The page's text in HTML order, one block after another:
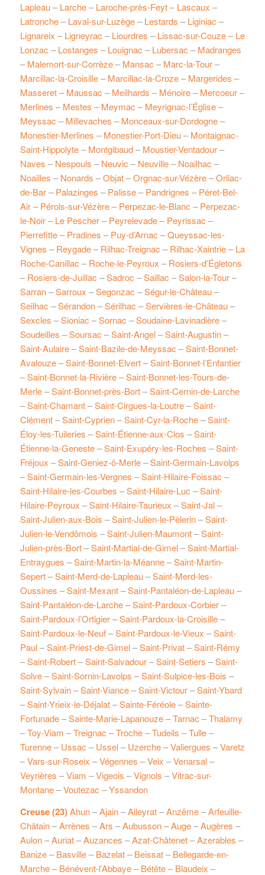
Lapleau–Larche–Laroche-près-Feyt–Lascaux –
Latronche–Laval-sur-Luzège–Lestards –Liginiac –
Lignareix –Ligneyrac –Liourdres –Lissac-sur-Couze–Le
Lonzac –Lostanges –Louignac –Lubersac –Madranges
–Malemort-sur-Corrèze–Mansac –Marc-la-Tour–
Marcillac-la-Croisille–Marcillac-la-Croze–Margerides –
Masseret–Maussac –Meilhards –Ménoire–Mercoeur–
Merlines –Mestes –Meymac –Meyrignac-l’Église–
Meyssac –Millevaches –Monceaux-sur-Dordogne–
Monestier-Merlines –Monestier-Port-Dieu–Montaignac-
Saint-Hippolyte–Montgibaud–Moustier-Ventadour–
Naves –Nespouls –Neuvic –Neuville–Noailhac –
Noailles –Nonards –Objat–Orgnac-sur-Vézère–Orliac-
de-Bar–Palazinges –Palisse–Pandrignes –Péret-Bel-
Air–Pérols-sur-Vézère–Perpezac-le-Blanc –Perpezac-
le-Noir–Le Pescher–Peyrelevade–Peyrissac –
Pierrefitte–Pradines –Puy-d’Arnac –Queyssac-les-
Vignes –Reygade–Rilhac-Treignac –Rilhac-Xaintrie–La
Roche-Canillac –Roche-le-Peyroux –Rosiers-d’Égletons
–Rosiers-de-Juillac –Sadroc –Saillac –Salon-la-Tour–
Sarran–Sarroux –Segonzac –Ségur-le-Château–
Seilhac –Sérandon–Sérilhac –Servières-le-Château–
Sexcles –Sioniac –Sornac –Soudaine-Lavinadière–
Soudeilles –Soursac –Saint-Angel–Saint-Augustin–
Saint-Aulaire–Saint-Bazile-de-Meyssac –Saint-Bonnet-
Avalouze–Saint-Bonnet-Elvert–Saint-Bonnet-l’Enfantier
–Saint-Bonnet-la-Rivière–Saint-Bonnet-les-Tours-de-
Merle–Saint-Bonnet-près-Bort–Saint-Cernin-de-Larche
–Saint-Chamant–Saint-Cirgues-la-Loutre–Saint-
Clément–Saint-Cyprien–Saint-Cyr-la-Roche–Saint-
Éloy-les-Tuileries –Saint-Étienne-aux-Clos –Saint-
Étienne-la-Geneste–Saint-Exupéry-les-Roches –Saint-
Fréjoux –Saint-Geniez-ô-Merle–Saint-Germain-Lavolps
–Saint-Germain-les-Vergnes –Saint-Hilaire-Foissac –
Saint-Hilaire-les-Courbes –Saint-Hilaire-Luc –Saint-
Hilaire-Peyroux –Saint-Hilaire-Taurieux –Saint-Jal–
Saint-Julien-aux-Bois –Saint-Julien-le-Pèlerin–Saint-
Julien-le-Vendômois –Saint-Julien-Maumont–Saint-
Julien-près-Bort–Saint-Martial-de-Gimel–Saint-Martial-
Entraygues –Saint-Martin-la-Méanne–Saint-Martin-
Sepert–Saint-Merd-de-Lapleau–Saint-Merd-les-
Oussines –Saint-Mexant–Saint-Pantaléon-de-Lapleau–
Saint-Pantaléon-de-Larche–Saint-Pardoux-Corbier–
Saint-Pardoux-l’Ortigier–Saint-Pardoux-la-Croisille–
Saint-Pardoux-le-Neuf–Saint-Pardoux-le-Vieux –Saint-
Paul–Saint-Priest-de-Gimel–Saint-Privat–Saint-Rémy
–Saint-Robert–Saint-Salvadour–Saint-Setiers –Saint-
Solve–Saint-Sornin-Lavolps –Saint-Sulpice-les-Bois –
Saint-Sylvain–Saint-Viance–Saint-Victour–Saint-Ybard
–Saint-Yrieix-le-Déjalat–Sainte-Féréole–Sainte-
Fortunade–Sainte-Marie-Lapanouze–Tarnac –Thalamy
–Toy-Viam –Treignac –Troche–Tudeils –Tulle–
Turenne–Ussac –Ussel–Uzerche–Valiergues –Varetz
–Vars-sur-Roseix –Végennes –Veix –Venarsal–
Veyrières –Viam –Vigeois –Vignols –Vitrac-sur-
Montane–Voutezac –Yssandon
Creuse (23)Ahun–Ajain–Alleyrat–Anzême–Arfeuille-
Châtain–Arrènes –Ars –Aubusson–Auge–Augères –
Aulon–Auriat–Auzances –Azat-Châtenet–Azerables –
Banize–Basville–Bazelat–Beissat–Bellegarde-en-
Marche–Bénévent-l’Abbaye–Bétête–Blaudeix –